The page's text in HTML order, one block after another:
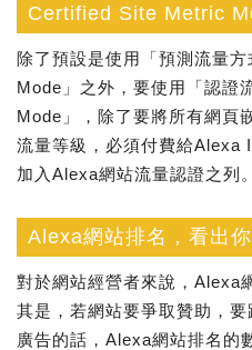
Certified Site Metric
除了預設是使用「預測流量
Mode」之外，要使用「認
Mode」，除了要將所有網頁
流量等級，必須付費給Alexa
加入Alexa網站流量認證之列。
Alexa網站排名，看出
對於網站經營者來說，Alexa
其是，若網站要爭取贊助，
廣告的話，Alexa網站排名的